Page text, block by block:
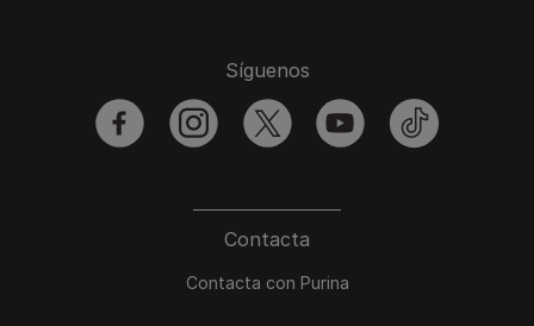
Contacta
Contacta con Purina
Síguenos
facebookinstagramtwitter youtubetiktok